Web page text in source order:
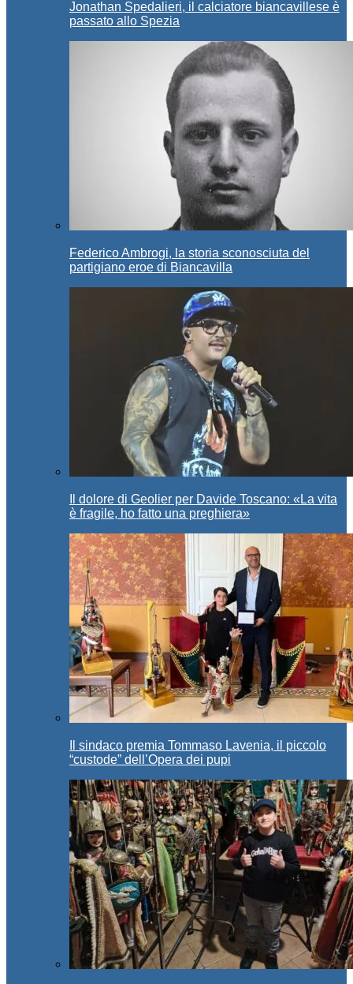
Jonathan Spedalieri, il calciatore biancavillese è
passato allo Spezia
Federico Ambrogi, la storia sconosciuta del
partigiano eroe di Biancavilla
Il dolore di Geolier per Davide Toscano: «La vita
è fragile, ho fatto una preghiera»
Il sindaco premia Tommaso Lavenia, il piccolo
“custode” dell’Opera dei pupi